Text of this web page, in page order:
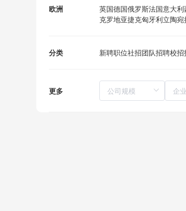
欧洲 英国德国俄罗斯法国意大利
克罗地亚捷克匈牙利立陶宛
分类 新聘职位社招团队招聘校招
更多